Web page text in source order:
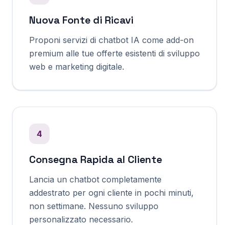
Nuova Fonte di Ricavi
Proponi servizi di chatbot IA come add-on
premium alle tue offerte esistenti di sviluppo
web e marketing digitale.
4
Consegna Rapida al Cliente
Lancia un chatbot completamente
addestrato per ogni cliente in pochi minuti,
non settimane. Nessuno sviluppo
personalizzato necessario.